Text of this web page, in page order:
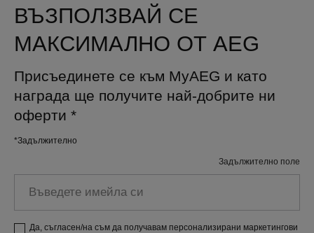
ВЪЗПОЛЗВАЙ СЕ
МАКСИМАЛНО ОТ AEG
Присъединете се към MyAEG и като
награда ще получите най-добрите ни
оферти *
*Задължително
Задължително поле
имейла
си
Да, съгласен/на съм да получавам персонализирани маркетингови